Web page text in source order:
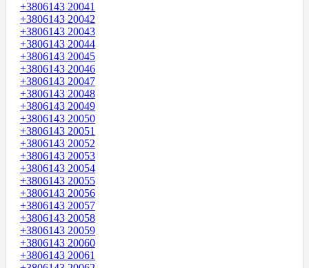
+3806143 20041
+3806143 20042
+3806143 20043
+3806143 20044
+3806143 20045
+3806143 20046
+3806143 20047
+3806143 20048
+3806143 20049
+3806143 20050
+3806143 20051
+3806143 20052
+3806143 20053
+3806143 20054
+3806143 20055
+3806143 20056
+3806143 20057
+3806143 20058
+3806143 20059
+3806143 20060
+3806143 20061